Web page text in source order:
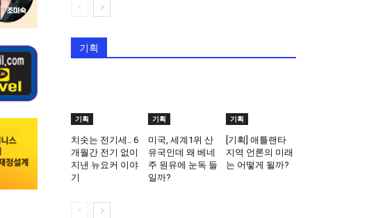
기획
기획
치솟는 전기세.. 6
개월간 전기 없이
지낸 뉴요커 이야
기
기획
미국, 세계1위 산
유국인데 왜 베네
주 원유에 눈독 들
일까?
기획
[기획] 애틀랜타
지역 언론의 미래
는 어떻게 될까?